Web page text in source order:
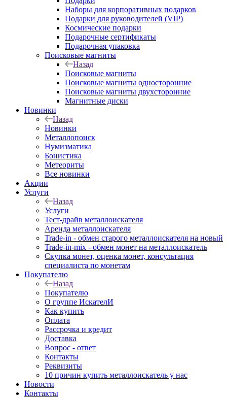
Наборы для корпоративных подарков
Подарки для руководителей (VIP)
Космические подарки
Подарочные сертификаты
Подарочная упаковка
Поисковые магниты
Назад
Поисковые магниты
Поисковые магниты односторонние
Поисковые магниты двухсторонние
Магнитные диски
Новинки
Назад
Новинки
Металлопоиск
Нумизматика
Бонистика
Метеориты
Все новинки
Акции
Услуги
Назад
Услуги
Тест-драйв металлоискателя
Аренда металлоискателя
Trade-in - обмен старого металлоискателя на новый
Trade-in-mix - обмен монет на металлоискатель
Скупка монет, оценка монет, консультация
специалиста по монетам
Покупателю
Назад
Покупателю
О группе ИскателИ
Как купить
Оплата
Рассрочка и кредит
Доставка
Вопрос - ответ
Контакты
Реквизиты
10 причин купить металлоискатель у нас
Новости
Контакты